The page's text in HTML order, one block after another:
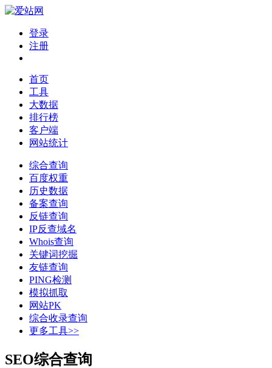
登录
注册
首页
工具
大数据
排行榜
客户端
网站统计
综合查询
百度权重
历史数据
备案查询
反链查询
IP反查域名
Whois查询
关键词挖掘
友链查询
PING检测
模拟抓取
网站PK
综合收录查询
更多工具>>
SEO综合查询